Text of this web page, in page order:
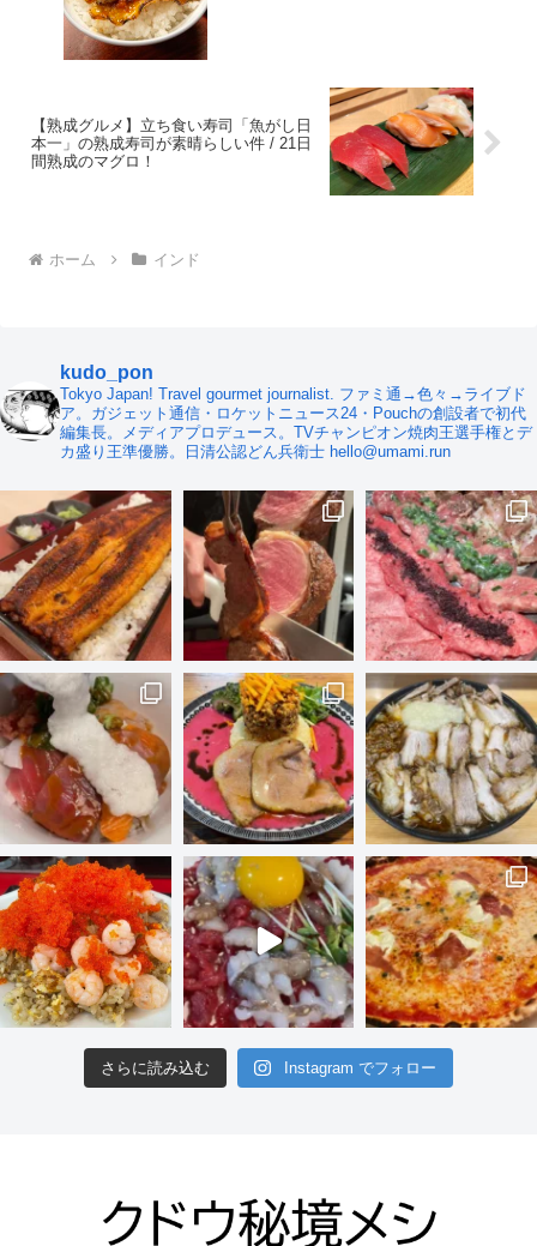
【熟成グルメ】立ち食い寿司「魚がし日
本一」の熟成寿司が素晴らしい件 / 21日
間熟成のマグロ！
ホーム インド
kudo_pon
Tokyo Japan! Travel gourmet journalist. ファミ通→色々→ライブド
ア。ガジェット通信・ロケットニュース24・Pouchの創設者で初代
編集長。メディアプロデュース。TVチャンピオン焼肉王選手権とデ
カ盛り王準優勝。日清公認どん兵衛士 hello@umami.run
さらに読み込む Instagram でフォロー